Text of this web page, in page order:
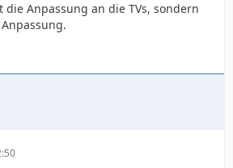
die Anpassung an die TVs, sondern